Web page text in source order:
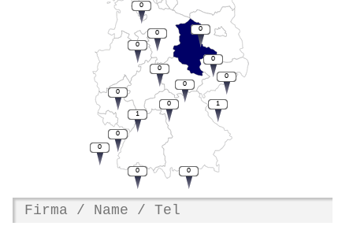
1
0
0
0
0
0
0
0
0
0
0
1
0
0
0
0